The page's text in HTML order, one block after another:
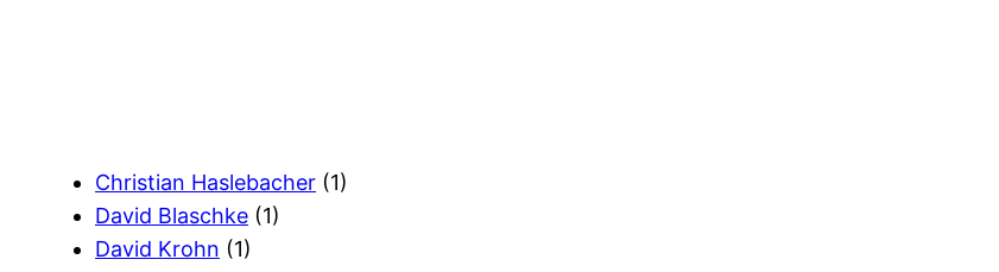
Christian Haslebacher (1)
David Blaschke (1)
David Krohn (1)